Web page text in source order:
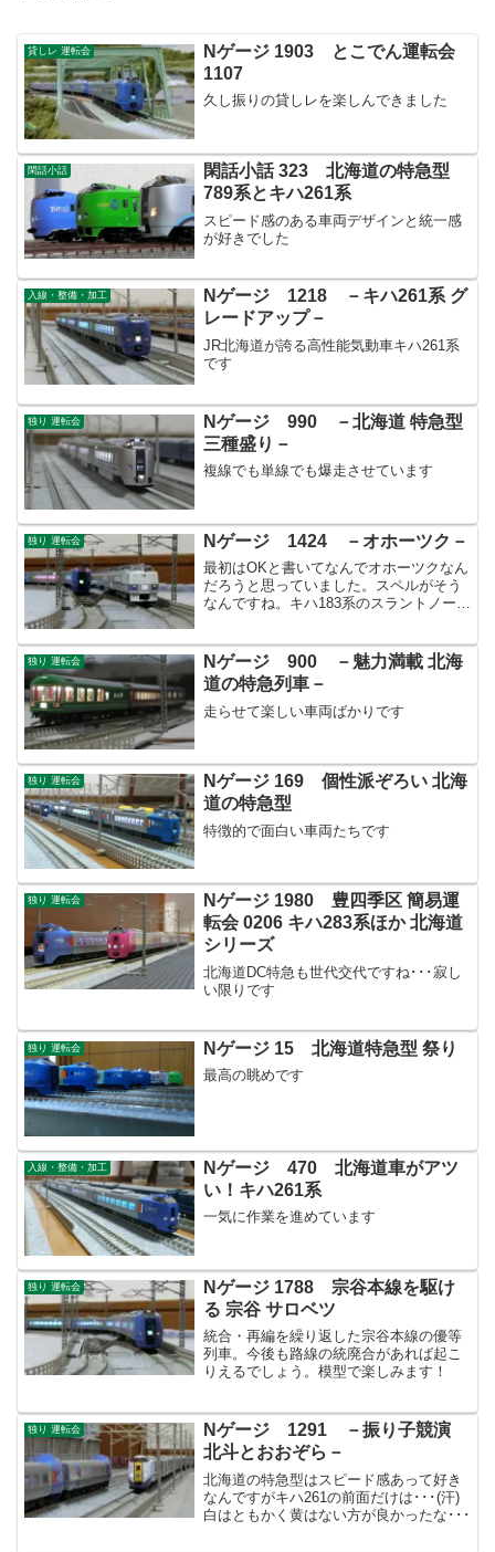
貸しレ 運転会
Nゲージ 1903 とこでん運転会
1107
久し振りの貸しレを楽しんできました
閑話小話
閑話小話 323 北海道の特急型
789系とキハ261系
スピード感のある車両デザインと統一感
が好きでした
入線・整備・加工
Nゲージ 1218 －キハ261系 グ
レードアップ－
JR北海道が誇る高性能気動車キハ261系
です
独り 運転会
Nゲージ 990 －北海道 特急型
三種盛り－
複線でも単線でも爆走させています
独り 運転会 Nゲージ 1424 －オホーツク－
最初はOKと書いてなんでオホーツクなん
だろうと思っていました。スペルがそう
なんですね。キハ183系のスラントノーズ
独り 運転会
Nゲージ 900 －魅力満載 北海
道の特急列車－
走らせて楽しい車両ばかりです
独り 運転会
Nゲージ 169 個性派ぞろい 北海
道の特急型
特徴的で面白い車両たちです
独り 運転会
Nゲージ 1980 豊四季区 簡易運
転会 0206 キハ283系ほか 北海道
シリーズ
北海道DC特急も世代交代ですね･･･寂し
い限りです
独り 運転会 Nゲージ 15 北海道特急型 祭り
最高の眺めです
入線・整備・加工
Nゲージ 470 北海道車がアツ
い！キハ261系
一気に作業を進めています
独り 運転会
Nゲージ 1788 宗谷本線を駆け
る 宗谷 サロベツ
統合・再編を繰り返した宗谷本線の優等
列車。今後も路線の統廃合があれば起こ
りえるでしょう。模型で楽しみます！
独り 運転会
Nゲージ 1291 －振り子競演
北斗とおおぞら－
北海道の特急型はスピード感あって好き
なんですがキハ261の前面だけは･･･(汗)
白はともかく黄はない方が良かったな･･･